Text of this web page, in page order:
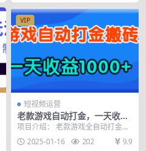
VIP
短视频运营
老款游戏自动打金，一天收益
1000+ 人人可做，有手就行
项目介绍： 老款游戏全自动打金搬
砖，单号一天收益200元左右，多
号操作每天轻松日...
2025-01-16 202 9.9